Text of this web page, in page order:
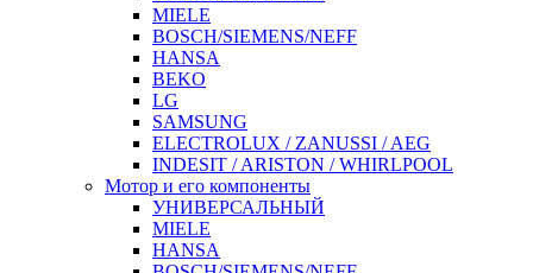
MIELE
BOSCH/SIEMENS/NEFF
HANSA
BEKO
LG
SAMSUNG
ELECTROLUX / ZANUSSI / AEG
INDESIT / ARISTON / WHIRLPOOL
Мотор и его компоненты
УНИВЕРСАЛЬНЫЙ
MIELE
HANSA